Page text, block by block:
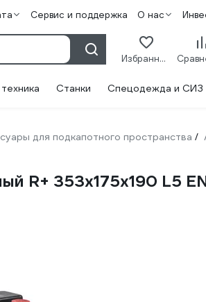
Сервис и поддержка О нас
Избранное
Станки Спецодежда и СИЗ
для подкапотного пространства /
R+ 353x175x190 L5